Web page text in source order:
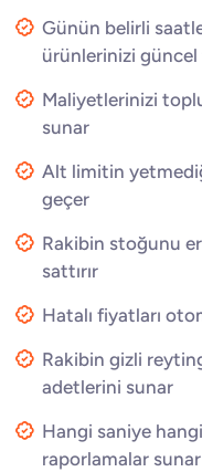
Günün belirli
ürünlerinizi
Maliyetlerinizi
sunar
Alt limitin
geçer
Rakibin stoğunu
sattırır
Hatalı fiyatları
Rakibin gizli
adetlerini sunar
Hangi saniye
raporlamalar sunar